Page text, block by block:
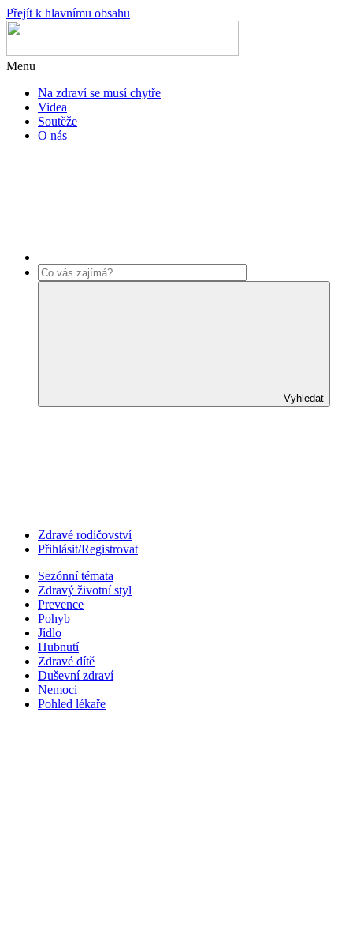
Přejít k hlavnímu obsahu
Menu
Na zdraví se musí chytře
Videa
Soutěže
O nás
Vyhledat
Zdravé rodičovství
Přihlásit/Registrovat
Sezónní témata
Zdravý životní styl
Prevence
Pohyb
Jídlo
Hubnutí
Zdravé dítě
Duševní zdraví
Nemoci
Pohled lékaře